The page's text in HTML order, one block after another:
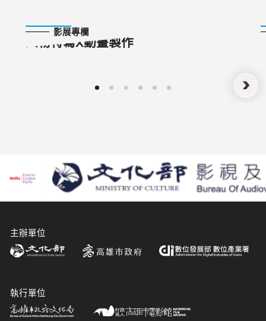
影展專欄
人物特寫X動畫製作
主辦單位
執行單位